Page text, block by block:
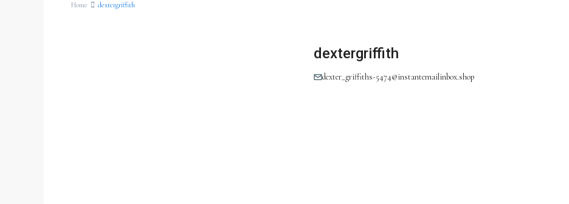
Home dextergriffith
dextergriffith
dexter_griffiths-5474@instantemailinbox.shop